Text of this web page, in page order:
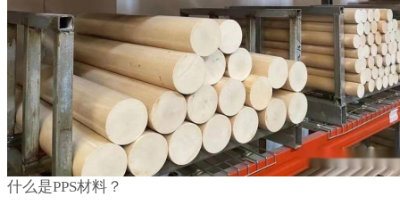
什么是PPS材料？